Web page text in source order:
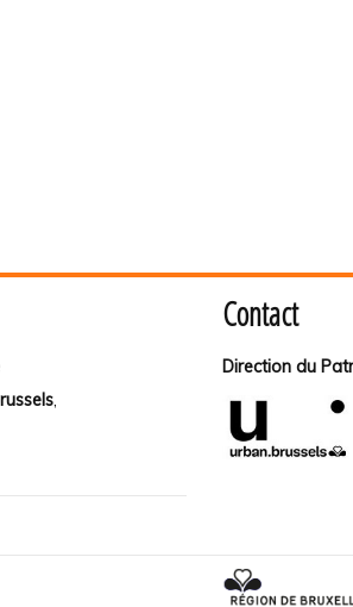
,
Contact
Direction du